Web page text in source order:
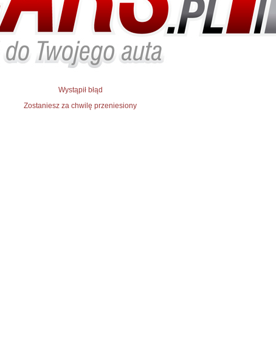
Wystąpił błąd
Zostaniesz za chwilę przeniesiony